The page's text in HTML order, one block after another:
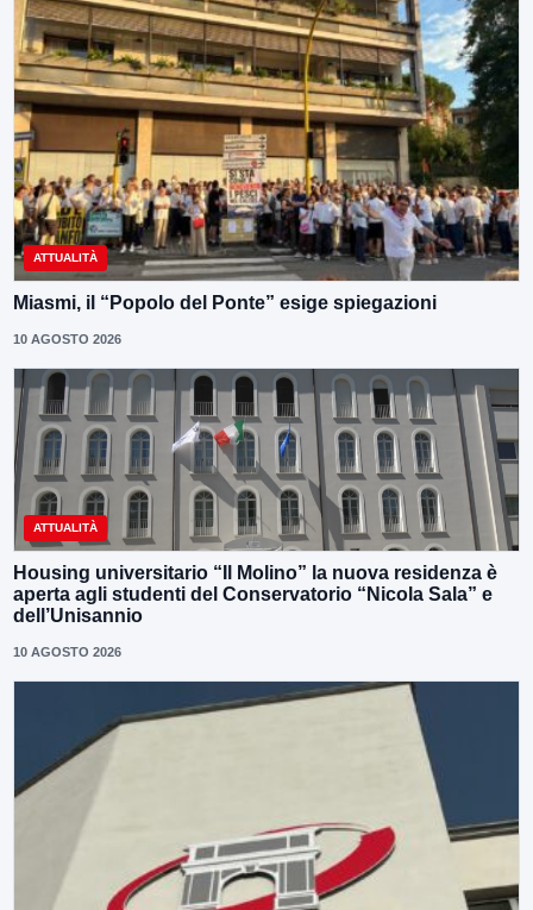
ATTUALITÀ
Miasmi, il “Popolo del Ponte” esige spiegazioni
10 AGOSTO 2026
ATTUALITÀ
Housing universitario “Il Molino” la nuova residenza è
aperta agli studenti del Conservatorio “Nicola Sala” e
dell’Unisannio
10 AGOSTO 2026